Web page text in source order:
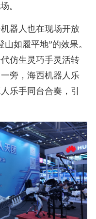
。
器人也在现场开放
如履平地”的效果。
仿生灵巧手灵活转
旁，海西机器人乐
乐手同台合奏，引